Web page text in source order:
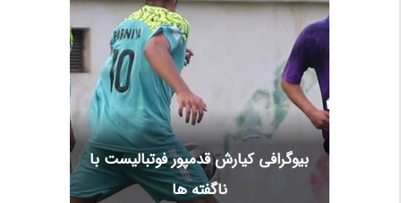
بیوگرافی کیارش قدمپور فوتبالیست با
ناگفته ها